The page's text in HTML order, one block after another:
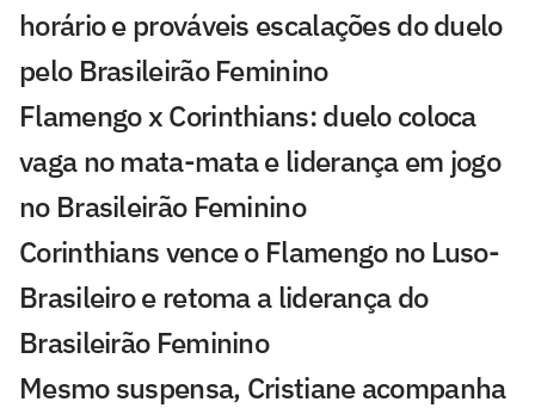
horário e prováveis escalações do duelo
pelo Brasileirão Feminino
Flamengo x Corinthians: duelo coloca
vaga no mata-mata e liderança em jogo
no Brasileirão Feminino
Corinthians vence o Flamengo no Luso-
Brasileiro e retoma a liderança do
Brasileirão Feminino
Mesmo suspensa, Cristiane acompanha